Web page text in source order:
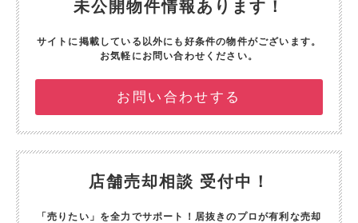
未公開物件情報あります！
サイトに掲載している以外にも好条件の物件がございます。
お気軽にお問い合わせください。
お問い合わせする
店舗売却相談 受付中！
「売りたい」を全力でサポート！ 居抜きのプロが有利な売却